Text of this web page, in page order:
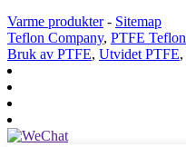
Varme produkter- Sitemap
Teflon Company, PTFE Teflon
Bruk av PTFE, Utvidet PTFE,